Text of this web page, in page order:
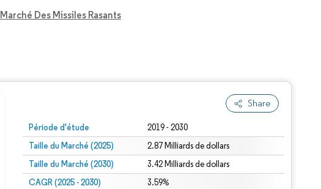
Marché Des Missiles Rasants
Share
Période d'étude 2019 - 2030
Taille du Marché (2025) 2.87 Milliards de dollars
Taille du Marché (2030) 3.42 Milliards de dollars
CAGR (2025 - 2030) 3.59%